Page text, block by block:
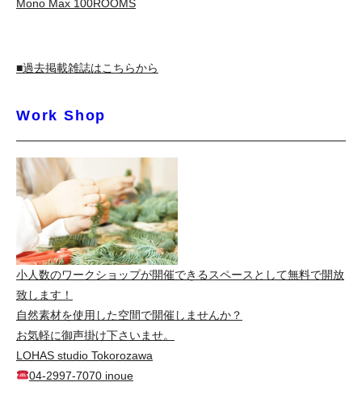
Mono Max 100ROOMS
■過去掲載雑誌はこちらから
Work Shop
小人数のワークショップが開催できるスペースとして無料で開放
致します！
自然素材を使用した空間で開催しませんか？
お気軽に御声掛け下さいませ。
LOHAS studio Tokorozawa
04-2997-7070 inoue